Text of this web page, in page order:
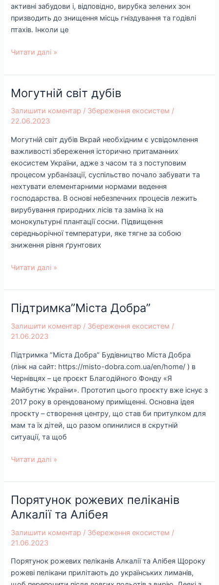
активні забудови і, відповідно, вирубка зелених зон
призводить до знищення місць гніздування та годівлі
птахів. Інколи це
Читати далі »
Могутній світ дубів
Залишити коментар / Збереження екосистем /
22.06.2023
Могутній світ дубів Вкрай необхідним є усвідомлення
важливості збереження історично притаманних
екосистем України, адже з часом та з поступовим
процесом урбанізації, суспільство почало забувати та
нехтувати елементарними нормами ведення
господарства. В основі небезпечних процесів лежить
вирубування природних лісів та заміна їх на
монокультурні плантації сосни. Підвищення
середньорічної температури, яке тягне за собою
зниження рівня ґрунтових
Могутній
дубів
Читати далі »
Підтримка”Міста Добра”
Залишити коментар / Збереження екосистем /
21.06.2023
Підтримка ”Міста Добра” Будівництво Міста Добра
(лінк на сайт: https://misto-dobra.com.ua/en/home/ ) в
Чернівцях – це проєкт Благодійного Фонду «Я
Майбутнє України». Прототип цього проєкту вже існує з
2017 року в орендованому приміщенні. Основна ідея
проєкту – створення центру, що став би притулком для
мам та їх дітей, що разом опинилися в скрутній
ситуації, та щоб
Підтримка”Міста
Читати далі »
Порятунок рожевих пеліканів
Алкалії та Алібея
Залишити коментар / Збереження екосистем /
21.06.2023
Порятунок рожевих пеліканів Алкалії та Алібея Щороку
рожеві пелікани прилітають до українських лиманів,
Порятунок
рожевих
пеліканів
Алкалії
та
Алібея